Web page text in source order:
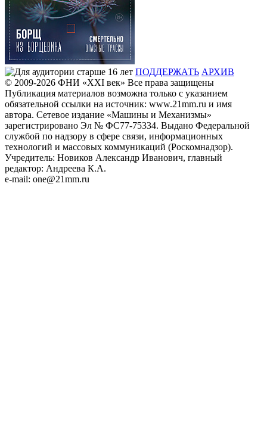
ПОДДЕРЖАТЬ АРХИВ
© 2009-2026 ФHИ «XXI век» Все права защищены
Публикация материалов возможна только с указанием
обязательной ссылки на источник: www.21mm.ru и имя
автора. Сетевое издание «Машины и Механизмы»
зарегистрировано Эл № ФС77-75334. Выдано Федеральной
службой по надзору в сфере связи, информационных
технологий и массовых коммуникаций (Роскомнадзор).
Учредитель: Новиков Александр Иванович, главный
редактор: Андреева К.А.
e-mail: one@21mm.ru